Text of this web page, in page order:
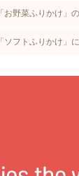
「お野菜ふりかけ」
「ソフトふりかけ」